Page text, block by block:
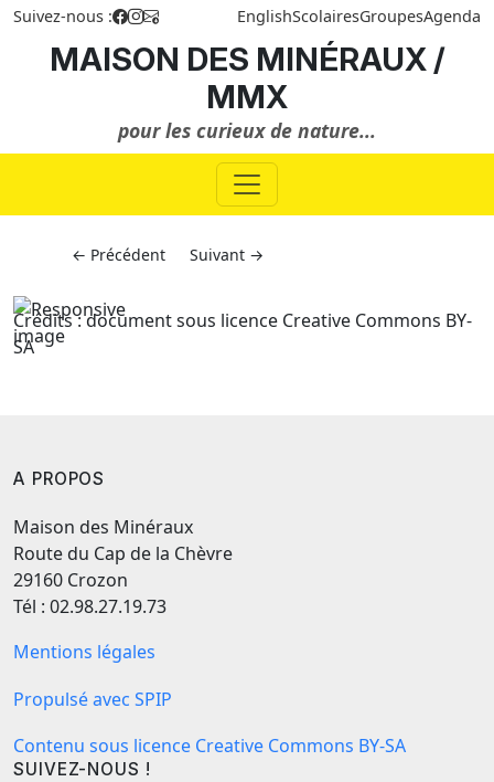
Suivez-nous : EnglishScolairesGroupesAgenda
MAISON DES MINÉRAUX /
MMX
pour les curieux de nature...
← Précédent Suivant →
Crédits : document sous licence Creative Commons BY-
SA
A PROPOS
Maison des Minéraux
Route du Cap de la Chèvre
29160 Crozon
Tél : 02.98.27.19.73
Mentions légales
Propulsé avec SPIP
Contenu sous licence Creative Commons BY-SA
SUIVEZ-NOUS !